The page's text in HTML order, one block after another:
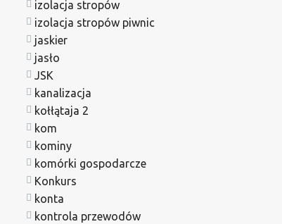
izolacja stropów
izolacja stropów piwnic
jaskier
jasło
JSK
kanalizacja
kołłątaja 2
kom
kominy
komórki gospodarcze
Konkurs
konta
kontrola przewodów